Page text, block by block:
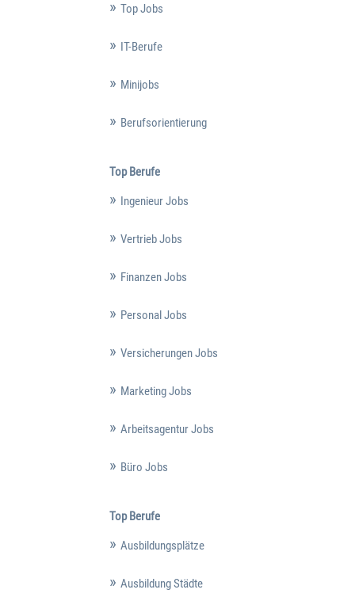
Top Jobs
IT-Berufe
Minijobs
Berufsorientierung
Top Berufe
Ingenieur Jobs
Vertrieb Jobs
Finanzen Jobs
Personal Jobs
Versicherungen Jobs
Marketing Jobs
Arbeitsagentur Jobs
Büro Jobs
Top Berufe
Ausbildungsplätze
Ausbildung Städte